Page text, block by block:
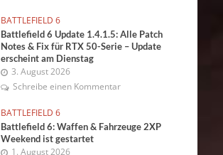
BATTLEFIELD 6
Battlefield 6 Update 1.4.1.5: Alle Patch
Notes & Fix für RTX 50-Serie – Update
erscheint am Dienstag
3. August 2026
Schreibe einen Kommentar
BATTLEFIELD 6
Battlefield 6: Waffen & Fahrzeuge 2XP
Weekend ist gestartet
1. August 2026